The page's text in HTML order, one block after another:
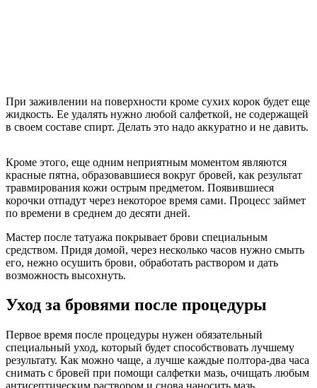
При заживлении на поверхности кроме сухих корок будет еще
жидкость. Ее удалять нужно любой салфеткой, не содержащей
в своем составе спирт. Делать это надо аккуратно и не давить.
Кроме этого, еще одним неприятным моментом являются
красные пятна, образовавшиеся вокруг бровей, как результат
травмирования кожи острым предметом. Появившиеся
корочки отпадут через некоторое время сами. Процесс займет
по времени в среднем до десяти дней.
Мастер после татуажа покрывает брови специальным
средством. Придя домой, через несколько часов нужно смыть
его, нежно осушить брови, обработать раствором и дать
возможность высохнуть.
Уход за бровями после процедуры
Первое время после процедуры нужен обязательный
специальный уход, который будет способствовать лучшему
результату. Как можно чаще, а лучше каждые полтора-два часа
снимать с бровей при помощи салфетки мазь, очищать любым